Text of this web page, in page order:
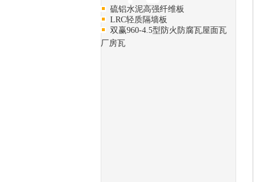
硫铝水泥高强纤维板
LRC轻质隔墙板
双赢960-4.5型防火防腐瓦屋面瓦
厂房瓦